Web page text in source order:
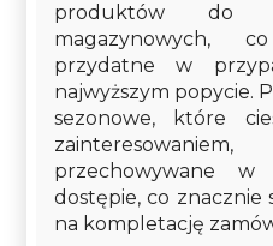
produktów do
magazynowych,
przydatne w
najwyższym popycie.
sezonowe, które
przechowywane
dostępie, co znacznie
na kompletację